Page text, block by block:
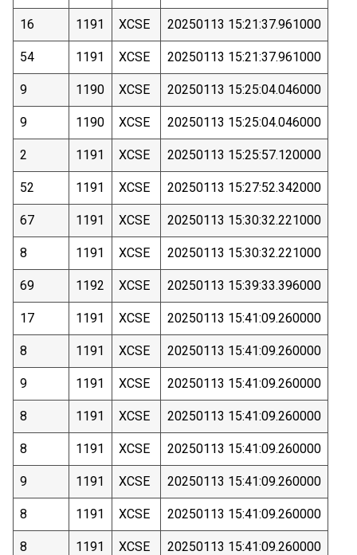
16 1191 XCSE 20250113 15:21:37.961000
54 1191 XCSE 20250113 15:21:37.961000
9 1190 XCSE 20250113 15:25:04.046000
9 1190 XCSE 20250113 15:25:04.046000
2 1191 XCSE 20250113 15:25:57.120000
52 1191 XCSE 20250113 15:27:52.342000
67 1191 XCSE 20250113 15:30:32.221000
8 1191 XCSE 20250113 15:30:32.221000
69 1192 XCSE 20250113 15:39:33.396000
17 1191 XCSE 20250113 15:41:09.260000
8 1191 XCSE 20250113 15:41:09.260000
9 1191 XCSE 20250113 15:41:09.260000
8 1191 XCSE 20250113 15:41:09.260000
8 1191 XCSE 20250113 15:41:09.260000
9 1191 XCSE 20250113 15:41:09.260000
8 1191 XCSE 20250113 15:41:09.260000
8 1191 XCSE 20250113 15:41:09.260000